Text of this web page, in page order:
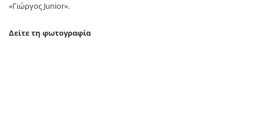
«Γιώργος Junior».
Δείτε τη φωτογραφία